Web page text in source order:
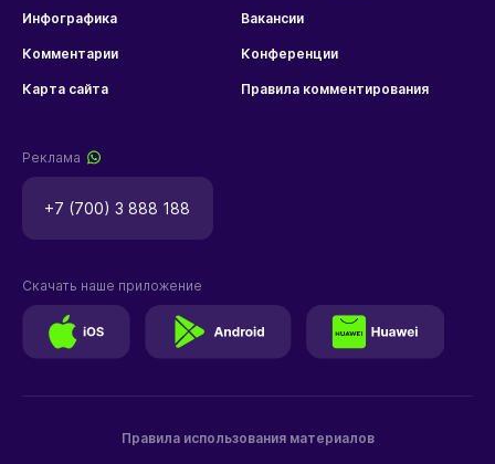
Инфографика Вакансии
Комментарии Конференции
Карта сайта Правила комментирования
Реклама
+7 (700) 3 888 188
Правила использования материалов
Скачать наше приложение